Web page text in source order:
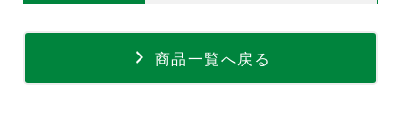
商品一覧へ戻る